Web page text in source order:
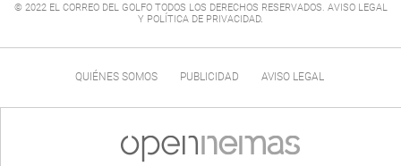
© 2022 EL CORREO DEL GOLFO TODOS LOS DERECHOS RESERVADOS. AVISO LEGAL
Y POLÍTICA DE PRIVACIDAD.
QUIÉNES SOMOS PUBLICIDAD AVISO LEGAL